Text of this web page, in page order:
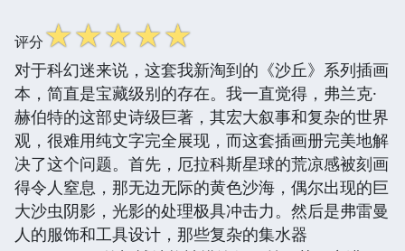
评分☆☆☆☆☆
对于科幻迷来说，这套我新淘到的《沙丘》系列插画
本，简直是宝藏级别的存在。我一直觉得，弗兰克·
赫伯特的这部史诗级巨著，其宏大叙事和复杂的世界
观，很难用纯文字完全展现，而这套插画册完美地解
决了这个问题。首先，厄拉科斯星球的荒凉感被刻画
得令人窒息，那无边无际的黄色沙海，偶尔出现的巨
大沙虫阴影，光影的处理极具冲击力。然后是弗雷曼
人的服饰和工具设计，那些复杂的集水器